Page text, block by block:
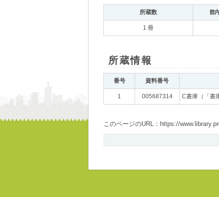
所蔵数 館
1 冊
所蔵情報
番号 資料番号
1 005687314 C書庫（「書
このページのURL：https://